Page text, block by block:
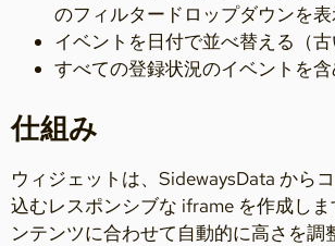
のフィルタードロップダウンを表
イベントを日付で並べ替える（古
すべての登録状況のイベントを含
仕組み
ウィジェットは、SidewaysData から
込むレスポンシブな iframe を作成し
ンテンツに合わせて自動的に高さを調